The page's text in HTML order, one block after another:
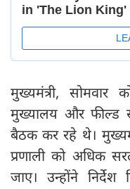
मुख्यमंत्री,
मुख्यालय और फील्ड
बैठक कर रहे थे।
प्रणाली को अधिक
जाए। उन्होंने निर्देश